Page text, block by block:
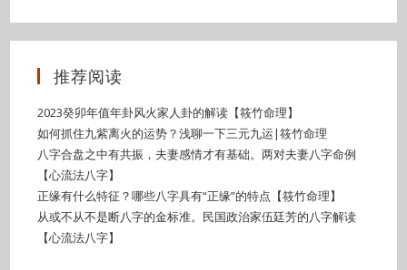
推荐阅读
2023癸卯年值年卦风火家人卦的解读【筱竹命理】
如何抓住九紫离火的运势？浅聊一下三元九运|筱竹命理
八字合盘之中有共振，夫妻感情才有基础。两对夫妻八字命例
【心流法八字】
正缘有什么特征？哪些八字具有“正缘”的特点【筱竹命理】
从或不从不是断八字的金标准。民国政治家伍廷芳的八字解读
【心流法八字】